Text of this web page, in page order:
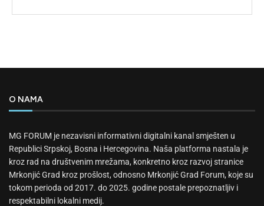
O NAMA
MG FORUM je nezavisni informativni digitalni kanal smješten u
Republici Srpskoj, Bosna i Hercegovina. Naša platforma nastala je
kroz rad na društvenim mrežama, konkretno kroz razvoj stranice
Mrkonjić Grad kroz prošlost, odnosno Mrkonjić Grad Forum, koje su
tokom perioda od 2017. do 2025. godine postale prepoznatljiv i
respektabilni lokalni medij.